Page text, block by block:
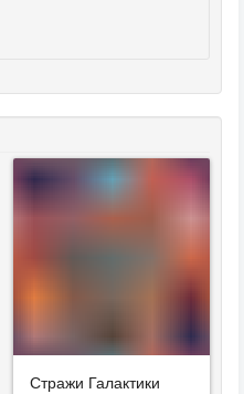
Стражи Галактики